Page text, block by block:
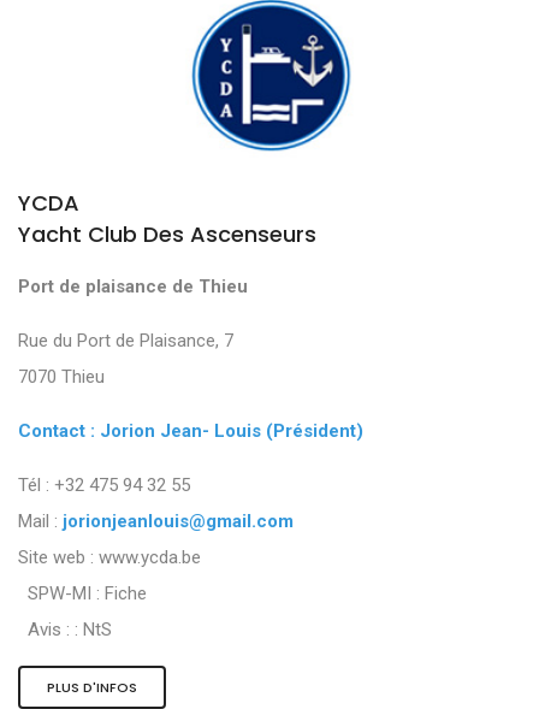
YCDA
Yacht Club Des Ascenseurs
Port de plaisance de Thieu
Rue du Port de Plaisance, 7
7070 Thieu
Contact : Jorion Jean- Louis (Président)
Tél : +32 475 94 32 55
Mail : jorionjeanlouis@gmail.com
Site web : www.ycda.be
SPW-MI : Fiche
Avis : : NtS
PLUS D'INFOS